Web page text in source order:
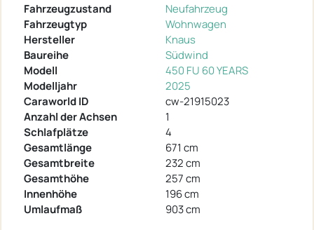
Fahrzeugzustand
Neufahrzeug
Fahrzeugtyp
Wohnwagen
Hersteller
Knaus
Baureihe
Südwind
Modell
450 FU 60 YEARS
Modelljahr
2025
Caraworld ID
cw-21915023
Anzahl der Achsen
1
Schlafplätze
4
Gesamtlänge
671 cm
Gesamtbreite
232 cm
Gesamthöhe
257 cm
Innenhöhe
196 cm
Umlaufmaß
903 cm